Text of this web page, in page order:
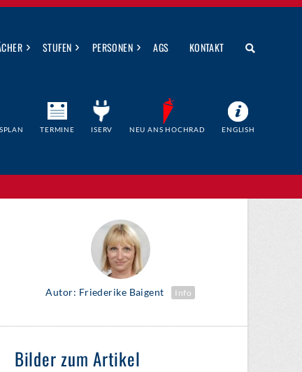
› STUFEN › PERSONEN › AGS KONTAKT
TERMINE ISERV NEU ANS HOCHRAD ENGLISH
Autor: Friederike Baigent Info
Bilder zum Artikel